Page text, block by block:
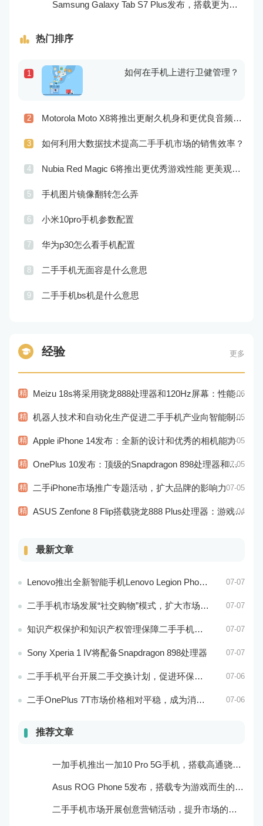
Samsung Galaxy Tab S7 Plus发布，搭载更为出色的屏幕和相机
热门排序
1 如何在手机上进行卫健管理？
2 Motorola Moto X8将推出更耐久机身和更优良音频效果
3 如何利用大数据技术提高二手手机市场的销售效率？
4 Nubia Red Magic 6将推出更优秀游戏性能 更美观的外观设计
5 手机图片镜像翻转怎么弄
6 小米10pro手机参数配置
7 华为p30怎么看手机配置
8 二手手机无面容是什么意思
9 二手手机bs机是什么意思
经验 更多
精 Meizu 18s将采用骁龙888处理器和120Hz屏幕：性能和显示效果出色07-06
精 机器人技术和自动化生产促进二手手机产业向智能制造转型07-05
精 Apple iPhone 14发布：全新的设计和优秀的相机能力07-05
精 OnePlus 10发布：顶级的Snapdragon 898处理器和高品质视觉体验07-05
精 二手iPhone市场推广专题活动，扩大品牌的影响力07-05
精 ASUS Zenfone 8 Flip搭载骁龙888 Plus处理器：游戏性能更佳07-04
最新文章
Lenovo推出全新智能手机Lenovo Legion Phone 3 Pro 07-07
二手手机市场发展“社交购物”模式，扩大市场的社会影响力和威望度 07-07
知识产权保护和知识产权管理保障二手手机市场的知识产权安全和市场稳定 07-07
Sony Xperia 1 IV将配备Snapdragon 898处理器 07-07
二手手机平台开展二手交换计划，促进环保和可持续发展 07-06
二手OnePlus 7T市场价格相对平稳，成为消费者购买的实惠选择 07-06
推荐文章
一加手机推出一加10 Pro 5G手机，搭载高通骁龙888处理器和一亿像素主摄像头
Asus ROG Phone 5发布，搭载专为游戏而生的处理器和摄像头
二手手机市场开展创意营销活动，提升市场的品牌感知度和美誉度